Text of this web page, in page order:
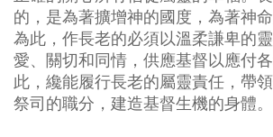
的，是為著擴增神的國度，為著神
為此，作長老的必須以溫柔謙卑的
愛、關切和同情，供應基督以應付
此，纔能履行長老的屬靈責任，帶
祭司的職分，建造基督生機的身體。